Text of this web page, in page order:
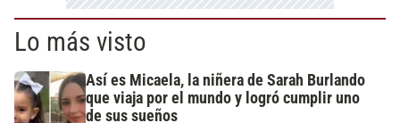
Lo más visto
Así es Micaela, la niñera de Sarah Burlando
que viaja por el mundo y logró cumplir uno
de sus sueños